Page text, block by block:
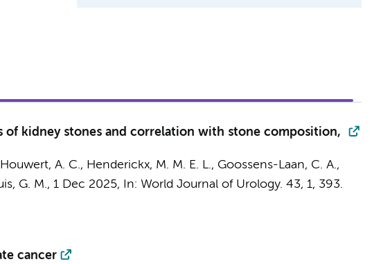
of kidney stones and correlation with stone composition,
A. C., Henderickx, M. M. E. L., Goossens-Laan, C. A.,
G. M., 1 Dec 2025, In: World Journal of Urology. 43, 1, 393.
cancer